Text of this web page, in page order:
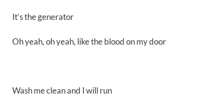
It’s the generator
Oh yeah, oh yeah, like the blood on my door
Wash me clean and I will run